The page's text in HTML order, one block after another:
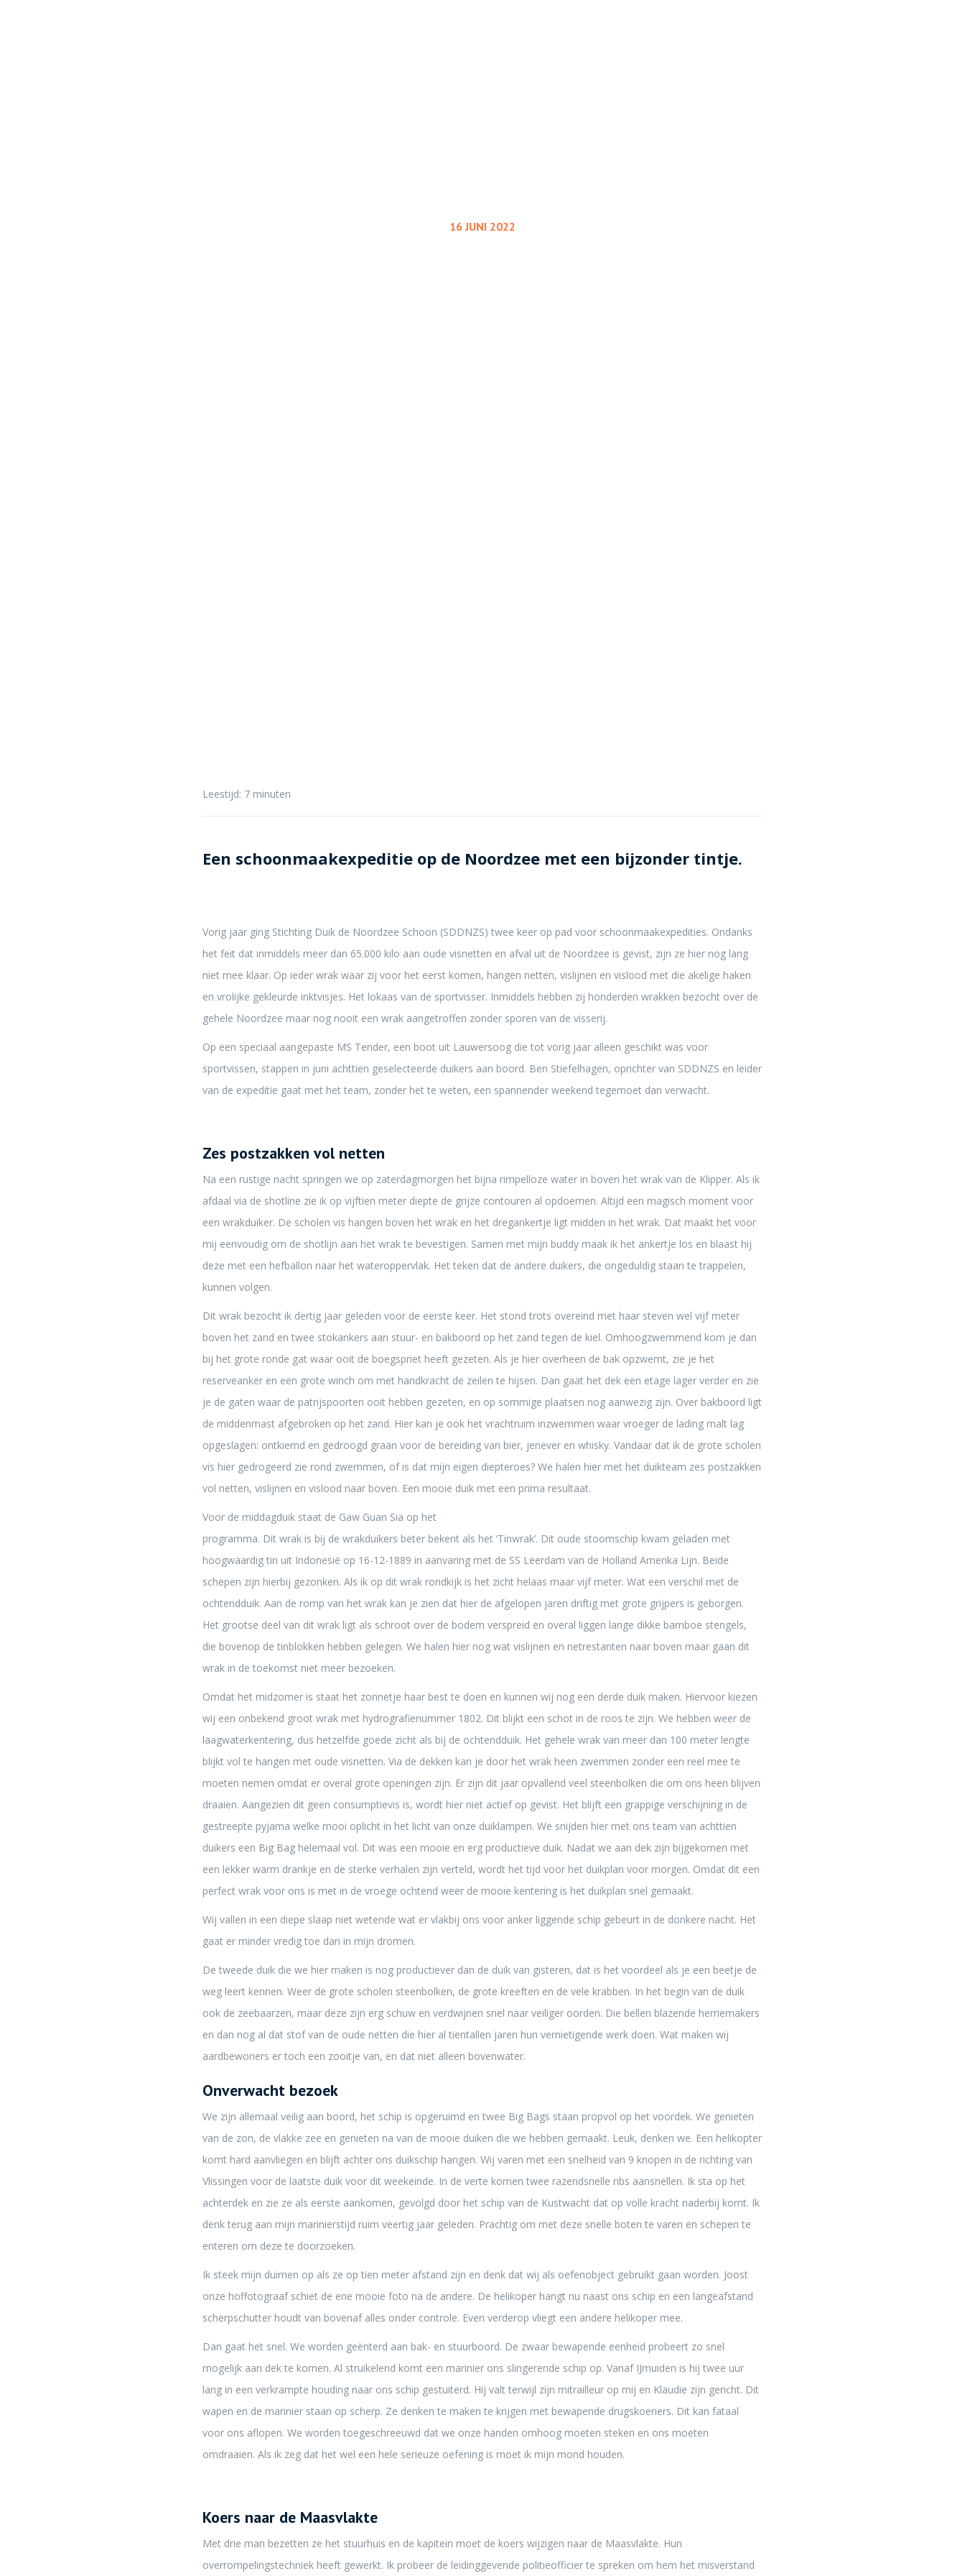
16 JUNI 2022
Leestijd: 7 minuten
Een schoonmaakexpeditie op de Noordzee met een bijzonder tintje.
Vorig jaar ging Stichting Duik de Noordzee Schoon (SDDNZS) twee keer op pad voor schoonmaakexpedities. Ondanks
het feit dat inmiddels meer dan 65.000 kilo aan oude visnetten en afval uit de Noordzee is gevist, zijn ze hier nog lang
niet mee klaar. Op ieder wrak waar zij voor het eerst komen, hangen netten, vislijnen en vislood met die akelige haken
en vrolijke gekleurde inktvisjes. Het lokaas van de sportvisser. Inmiddels hebben zij honderden wrakken bezocht over de
gehele Noordzee maar nog nooit een wrak aangetroffen zonder sporen van de visserij.
Op een speciaal aangepaste MS Tender, een boot uit Lauwersoog die tot vorig jaar alleen geschikt was voor
sportvissen, stappen in juni achttien geselecteerde duikers aan boord. Ben Stiefelhagen, oprichter van SDDNZS en leider
van de expeditie gaat met het team, zonder het te weten, een spannender weekend tegemoet dan verwacht.
Zes postzakken vol netten
Na een rustige nacht springen we op zaterdagmorgen het bijna rimpelloze water in boven het wrak van de Klipper. Als ik
afdaal via de shotline zie ik op vijftien meter diepte de grijze contouren al opdoemen. Altijd een magisch moment voor
een wrakduiker. De scholen vis hangen boven het wrak en het dregankertje ligt midden in het wrak. Dat maakt het voor
mij eenvoudig om de shotlijn aan het wrak te bevestigen. Samen met mijn buddy maak ik het ankertje los en blaast hij
deze met een hefballon naar het wateroppervlak. Het teken dat de andere duikers, die ongeduldig staan te trappelen,
kunnen volgen.
Dit wrak bezocht ik dertig jaar geleden voor de eerste keer. Het stond trots overeind met haar steven wel vijf meter
boven het zand en twee stokankers aan stuur- en bakboord op het zand tegen de kiel. Omhoogzwemmend kom je dan
bij het grote ronde gat waar ooit de boegspriet heeft gezeten. Als je hier overheen de bak opzwemt, zie je het
reserveanker en een grote winch om met handkracht de zeilen te hijsen. Dan gaat het dek een etage lager verder en zie
je de gaten waar de patrijspoorten ooit hebben gezeten, en op sommige plaatsen nog aanwezig zijn. Over bakboord ligt
de middenmast afgebroken op het zand. Hier kan je ook het vrachtruim inzwemmen waar vroeger de lading malt lag
opgeslagen: ontkiemd en gedroogd graan voor de bereiding van bier, jenever en whisky. Vandaar dat ik de grote scholen
vis hier gedrogeerd zie rond zwemmen, of is dat mijn eigen diepteroes? We halen hier met het duikteam zes postzakken
vol netten, vislijnen en vislood naar boven. Een mooie duik met een prima resultaat.
Voor de middagduik staat de Gaw Guan Sia op het
programma. Dit wrak is bij de wrakduikers beter bekent als het ‘Tinwrak’. Dit oude stoomschip kwam geladen met
hoogwaardig tin uit Indonesië op 16-12-1889 in aanvaring met de SS Leerdam van de Holland Amerika Lijn. Beide
schepen zijn hierbij gezonken. Als ik op dit wrak rondkijk is het zicht helaas maar vijf meter. Wat een verschil met de
ochtendduik. Aan de romp van het wrak kan je zien dat hier de afgelopen jaren driftig met grote grijpers is geborgen.
Het grootse deel van dit wrak ligt als schroot over de bodem verspreid en overal liggen lange dikke bamboe stengels,
die bovenop de tinblokken hebben gelegen. We halen hier nog wat vislijnen en netrestanten naar boven maar gaan dit
wrak in de toekomst niet meer bezoeken.
Omdat het midzomer is staat het zonnetje haar best te doen en kunnen wij nog een derde duik maken. Hiervoor kiezen
wij een onbekend groot wrak met hydrografienummer 1802. Dit blijkt een schot in de roos te zijn. We hebben weer de
laagwaterkentering, dus hetzelfde goede zicht als bij de ochtendduik. Het gehele wrak van meer dan 100 meter lengte
blijkt vol te hangen met oude visnetten. Via de dekken kan je door het wrak heen zwemmen zonder een reel mee te
moeten nemen omdat er overal grote openingen zijn. Er zijn dit jaar opvallend veel steenbolken die om ons heen blijven
draaien. Aangezien dit geen consumptievis is, wordt hier niet actief op gevist. Het blijft een grappige verschijning in de
gestreepte pyjama welke mooi oplicht in het licht van onze duiklampen. We snijden hier met ons team van achttien
duikers een Big Bag helemaal vol. Dit was een mooie en erg productieve duik. Nadat we aan dek zijn bijgekomen met
een lekker warm drankje en de sterke verhalen zijn verteld, wordt het tijd voor het duikplan voor morgen. Omdat dit een
perfect wrak voor ons is met in de vroege ochtend weer de mooie kentering is het duikplan snel gemaakt.
Wij vallen in een diepe slaap niet wetende wat er vlakbij ons voor anker liggende schip gebeurt in de donkere nacht. Het
gaat er minder vredig toe dan in mijn dromen.
De tweede duik die we hier maken is nog productiever dan de duik van gisteren, dat is het voordeel als je een beetje de
weg leert kennen. Weer de grote scholen steenbolken, de grote kreeften en de vele krabben. In het begin van de duik
ook de zeebaarzen, maar deze zijn erg schuw en verdwijnen snel naar veiliger oorden. Die bellen blazende herriemakers
en dan nog al dat stof van de oude netten die hier al tientallen jaren hun vernietigende werk doen. Wat maken wij
aardbewoners er toch een zooitje van, en dat niet alleen bovenwater.
Onverwacht bezoek
We zijn allemaal veilig aan boord, het schip is opgeruimd en twee Big Bags staan propvol op het voordek. We genieten
van de zon, de vlakke zee en genieten na van de mooie duiken die we hebben gemaakt. Leuk, denken we. Een helikopter
komt hard aanvliegen en blijft achter ons duikschip hangen. Wij varen met een snelheid van 9 knopen in de richting van
Vlissingen voor de laatste duik voor dit weekeinde. In de verte komen twee razendsnelle ribs aansnellen. Ik sta op het
achterdek en zie ze als eerste aankomen, gevolgd door het schip van de Kustwacht dat op volle kracht naderbij komt. Ik
denk terug aan mijn marinierstijd ruim veertig jaar geleden. Prachtig om met deze snelle boten te varen en schepen te
enteren om deze te doorzoeken.
Ik steek mijn duimen op als ze op tien meter afstand zijn en denk dat wij als oefenobject gebruikt gaan worden. Joost
onze hoffotograaf schiet de ene mooie foto na de andere. De helikoper hangt nu naast ons schip en een langeafstand
scherpschutter houdt van bovenaf alles onder controle. Even verderop vliegt een andere helikoper mee.
Dan gaat het snel. We worden geënterd aan bak- en stuurboord. De zwaar bewapende eenheid probeert zo snel
mogelijk aan dek te komen. Al struikelend komt een marinier ons slingerende schip op. Vanaf IJmuiden is hij twee uur
lang in een verkrampte houding naar ons schip gestuiterd. Hij valt terwijl zijn mitrailleur op mij en Klaudie zijn gericht. Dit
wapen en de marinier staan op scherp. Ze denken te maken te krijgen met bewapende drugskoeriers. Dit kan fataal
voor ons aflopen. We worden toegeschreeuwd dat we onze handen omhoog moeten steken en ons moeten
omdraaien. Als ik zeg dat het wel een hele serieuze oefening is moet ik mijn mond houden.
Koers naar de Maasvlakte
Met drie man bezetten ze het stuurhuis en de kapitein moet de koers wijzigen naar de Maasvlakte. Hun
overrompelingstechniek heeft gewerkt. Ik probeer de leidinggevende politieofficier te spreken om hem het misverstand